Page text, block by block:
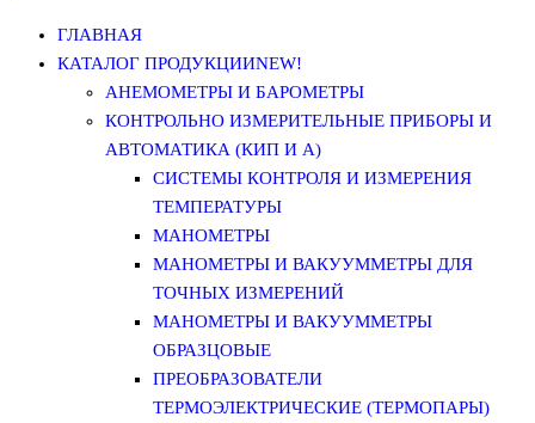
ГЛАВНАЯ
КАТАЛОГ ПРОДУКЦИИNEW!
АНЕМОМЕТРЫ И БАРОМЕТРЫ
КОНТРОЛЬНО ИЗМЕРИТЕЛЬНЫЕ ПРИБОРЫ И
АВТОМАТИКА (КИП И А)
СИСТЕМЫ КОНТРОЛЯ И ИЗМЕРЕНИЯ
ТЕМПЕРАТУРЫ
МАНОМЕТРЫ
МАНОМЕТРЫ И ВАКУУММЕТРЫ ДЛЯ
ТОЧНЫХ ИЗМЕРЕНИЙ
МАНОМЕТРЫ И ВАКУУММЕТРЫ
ОБРАЗЦОВЫЕ
ПРЕОБРАЗОВАТЕЛИ
ТЕРМОЭЛЕКТРИЧЕСКИЕ (ТЕРМОПАРЫ)